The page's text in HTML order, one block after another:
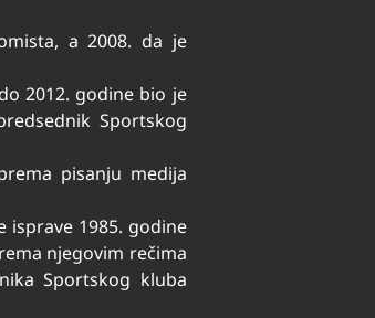
a 2008. da je
2012. godine bio je
Sportskog
pisanju medija
isprave 1985. godine
njegovim rečima
Sportskog kluba